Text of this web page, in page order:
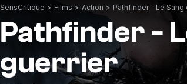
SensCritique > Films > Action > Pathfinder - Le Sang
Pathfinder -
guerrier